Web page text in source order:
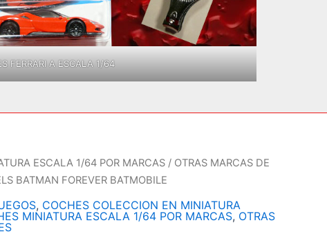
FERRARI A ESCALA 1/64
ESCALA 1/64 POR MARCAS / OTRAS MARCAS DE
BATMAN FOREVER BATMOBILE
, COCHES COLECCION EN MINIATURA
MINIATURA ESCALA 1/64 POR MARCAS, OTRAS